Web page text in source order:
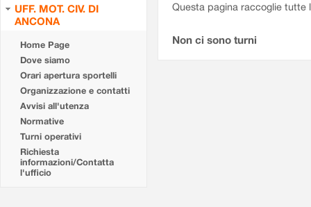
UFF. MOT. CIV. DI
ANCONA
Home Page
Dove siamo
Orari apertura sportelli
Organizzazione e contatti
Avvisi all'utenza
Normative
Turni operativi
Richiesta
informazioni/Contatta
l'ufficio
Questa pagina raccoglie tutte
Non ci sono turni